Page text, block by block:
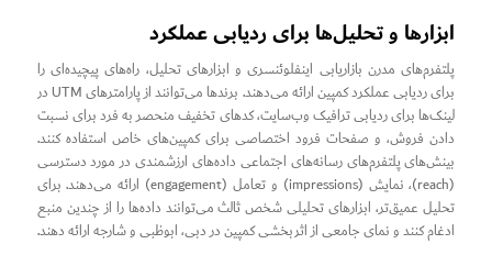
ابزارها و تحلیل‌ها برای ردیابی عملکرد
پلتفرم‌های مدرن بازاریابی اینفلوئنسری و ابزارهای تحلیل، راه‌های پیچیده‌ای را
برای ردیابی عملکرد کمپین ارائه می‌دهند. برندها می‌توانند از پارامترهای UTM در
لینک‌ها برای ردیابی ترافیک وب‌سایت، کدهای تخفیف منحصر به فرد برای نسبت
دادن فروش، و صفحات فرود اختصاصی برای کمپین‌های خاص استفاده کنند.
بینش‌های پلتفرم‌های رسانه‌های اجتماعی داده‌های ارزشمندی در مورد دسترسی
(reach)، نمایش (impressions) و تعامل (engagement) ارائه می‌دهند. برای
تحلیل عمیق‌تر، ابزارهای تحلیلی شخص ثالث می‌توانند داده‌ها را از چندین منبع
ادغام کنند و نمای جامعی از اثربخشی کمپین در دبی، ابوظبی و شارجه ارائه دهند.